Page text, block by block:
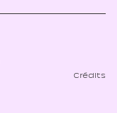
Crédits